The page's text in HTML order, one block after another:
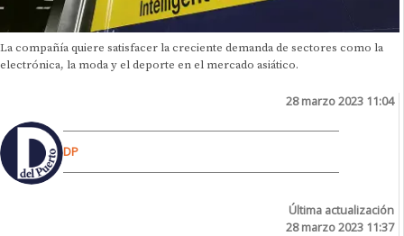
La compañía quiere satisfacer la creciente demanda de sectores como la
electrónica, la moda y el deporte en el mercado asiático.
28 marzo 2023 11:04
DP
Última actualización
28 marzo 2023 11:37